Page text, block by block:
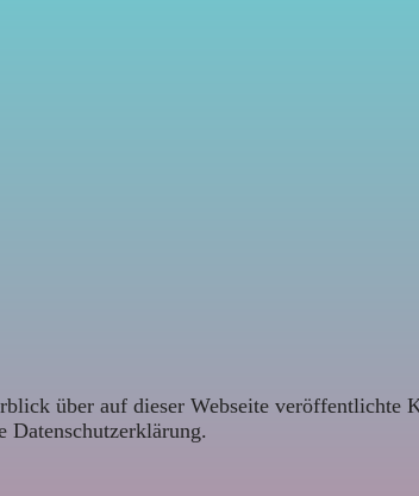
über auf dieser Webseite veröffentlichte